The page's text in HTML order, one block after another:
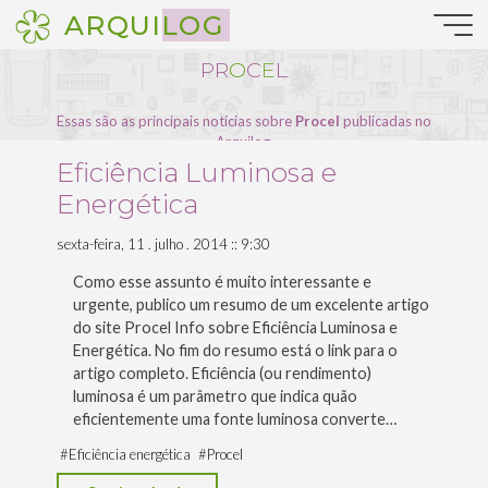
Pular
para
ARQUILOG
PRO
OCE
EL
Essas são as principais notícias sobre Procel publicadas no
Arquilog.
Eficiência Luminosa e
Energética
sexta-feira, 11 . julho . 2014 :: 9:30
Como esse assunto é muito interessante e
urgente, publico um resumo de um excelente artigo
do site Procel Info sobre Eficiência Luminosa e
Energética. No fim do resumo está o link para o
artigo completo. Eficiência (ou rendimento)
luminosa é um parâmetro que indica quão
eficientemente uma fonte luminosa converte…
#Eficiência energética #Procel